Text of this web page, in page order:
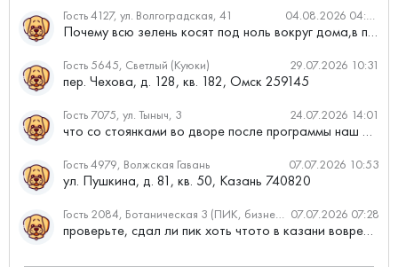
Гость 4127, ул. Волгоградская, 41 04.08.2026 04:46
Почему всю зелень косят под ноль вокруг дома,в полисадниках....
Гость 5645, Светлый (Куюки) 29.07.2026 10:31
пер. Чехова, д. 128, кв. 182, Омск 259145
Гость 7075, ул. Тыныч, 3 24.07.2026 14:01
что со стоянками во дворе после программы наш двор
Гость 4979, Волжская Гавань 07.07.2026 10:53
ул. Пушкина, д. 81, кв. 50, Казань 740820
Гость 2084, Ботаническая 3 (ПИК, бизнес-класс) 07.07.2026 07:28
проверьте, сдал ли пик хоть чтото в казани вовремя?